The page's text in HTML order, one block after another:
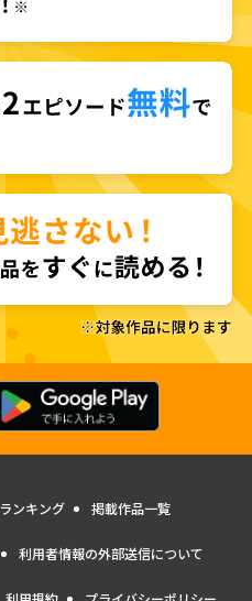
ランキング 掲載作品一覧
利用者情報の外部送信について